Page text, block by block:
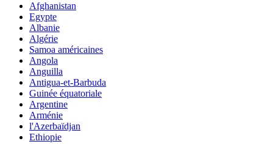
Afghanistan
Egypte
Albanie
Algérie
Samoa américaines
Angola
Anguilla
Antigua-et-Barbuda
Guinée équatoriale
Argentine
Arménie
l'Azerbaïdjan
Ethiopie